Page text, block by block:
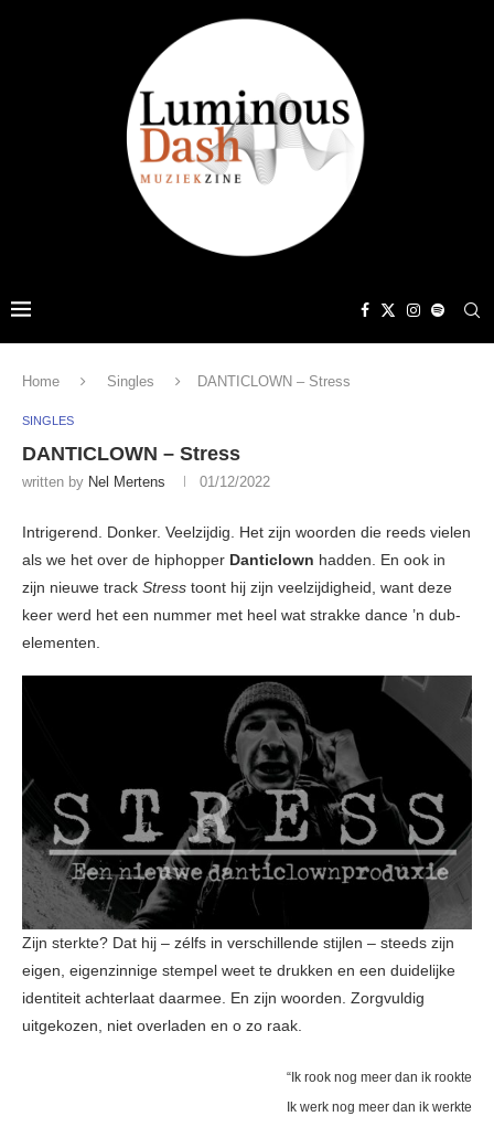
Home Singles DANTICLOWN – Stress
SINGLES
DANTICLOWN – Stress
written by Nel Mertens 01/12/2022
Intrigerend. Donker. Veelzijdig. Het zijn woorden die reeds vielen
als we het over de hiphopper Danticlown hadden. En ook in
zijn nieuwe track Stress toont hij zijn veelzijdigheid, want deze
keer werd het een nummer met heel wat strakke dance ’n dub-
elementen.
Zijn sterkte? Dat hij – zélfs in verschillende stijlen – steeds zijn
eigen, eigenzinnige stempel weet te drukken en een duidelijke
identiteit achterlaat daarmee. En zijn woorden. Zorgvuldig
uitgekozen, niet overladen en o zo raak.
“Ik rook nog meer dan ik rookte
Ik werk nog meer dan ik werkte